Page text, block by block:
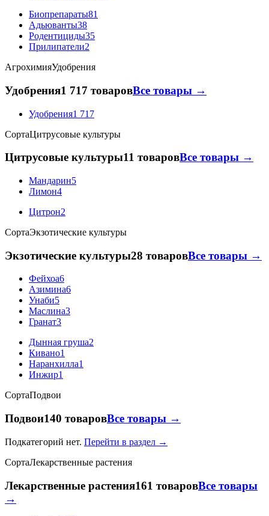
Биопрепараты81
Адьюванты38
Родентициды35
Прилипатели2
АгрохимияУдобрения
Удобрения1 717 товаровВсе товары →
Удобрения1 717
СортаЦитрусовые культуры
Цитрусовые культуры11 товаровВсе товары →
Мандарин5
Лимон4
Цитрон2
СортаЭкзотические культуры
Экзотические культуры28 товаровВсе товары →
Фейхоа6
Азимина6
Унаби5
Маслина3
Гранат3
Дынная груша2
Кивано1
Наранхилла1
Инжир1
СортаПодвои
Подвои140 товаровВсе товары →
Подкатегорий нет. Перейти в раздел →
СортаЛекарственные растения
Лекарственные растения161 товаровВсе товары
→